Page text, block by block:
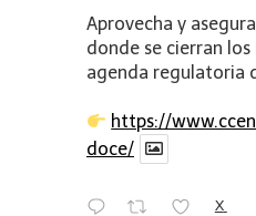
Aprovecha y
donde se cierran los
agenda regulatoria
https://
doce/
X